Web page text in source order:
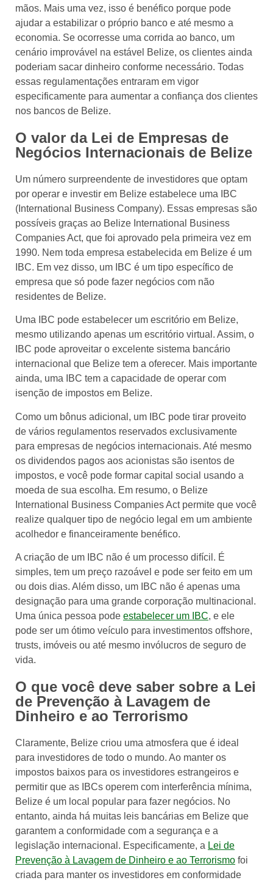
mãos. Mais uma vez, isso é benéfico porque pode
ajudar a estabilizar o próprio banco e até mesmo a
economia. Se ocorresse uma corrida ao banco, um
cenário improvável na estável Belize, os clientes ainda
poderiam sacar dinheiro conforme necessário. Todas
essas regulamentações entraram em vigor
especificamente para aumentar a confiança dos clientes
nos bancos de Belize.
O valor da Lei de Empresas de
Negócios Internacionais de Belize
Um número surpreendente de investidores que optam
por operar e investir em Belize estabelece uma IBC
(International Business Company). Essas empresas são
possíveis graças ao Belize International Business
Companies Act, que foi aprovado pela primeira vez em
1990. Nem toda empresa estabelecida em Belize é um
IBC. Em vez disso, um IBC é um tipo específico de
empresa que só pode fazer negócios com não
residentes de Belize.
Uma IBC pode estabelecer um escritório em Belize,
mesmo utilizando apenas um escritório virtual. Assim, o
IBC pode aproveitar o excelente sistema bancário
internacional que Belize tem a oferecer. Mais importante
ainda, uma IBC tem a capacidade de operar com
isenção de impostos em Belize.
Como um bônus adicional, um IBC pode tirar proveito
de vários regulamentos reservados exclusivamente
para empresas de negócios internacionais. Até mesmo
os dividendos pagos aos acionistas são isentos de
impostos, e você pode formar capital social usando a
moeda de sua escolha. Em resumo, o Belize
International Business Companies Act permite que você
realize qualquer tipo de negócio legal em um ambiente
acolhedor e financeiramente benéfico.
A criação de um IBC não é um processo difícil. É
simples, tem um preço razoável e pode ser feito em um
ou dois dias. Além disso, um IBC não é apenas uma
designação para uma grande corporação multinacional.
Uma única pessoa pode estabelecer um IBC, e ele
pode ser um ótimo veículo para investimentos offshore,
trusts, imóveis ou até mesmo invólucros de seguro de
vida.
O que você deve saber sobre a Lei
de Prevenção à Lavagem de
Dinheiro e ao Terrorismo
Claramente, Belize criou uma atmosfera que é ideal
para investidores de todo o mundo. Ao manter os
impostos baixos para os investidores estrangeiros e
permitir que as IBCs operem com interferência mínima,
Belize é um local popular para fazer negócios. No
entanto, ainda há muitas leis bancárias em Belize que
garantem a conformidade com a segurança e a
legislação internacional. Especificamente, a Lei de
Prevenção à Lavagem de Dinheiro e ao Terrorismo foi
criada para manter os investidores em conformidade